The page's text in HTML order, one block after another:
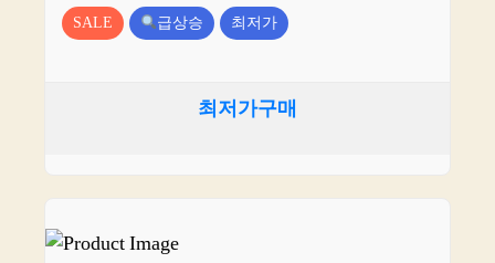
SALE 급상승 최저가
최저가구매